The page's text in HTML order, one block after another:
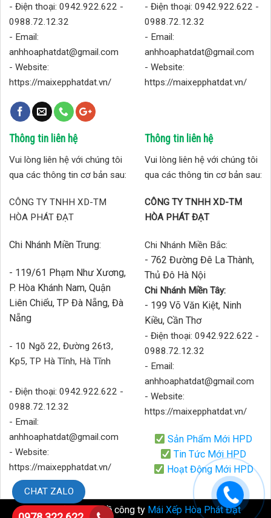
- Điện thoại: 0942.922.622 -
0988.72.12.32
- Email:
anhhoaphatdat@gmail.com
- Website:
https://maixepphatdat.vn/
- Điện thoại: 0942.922.622 -
0988.72.12.32
- Email:
anhhoaphatdat@gmail.com
- Website:
https://maixepphatdat.vn/
Thông tin liên hệ
Vui lòng liên hệ với chúng tôi
qua các thông tin cơ bản sau:
CÔNG TY TNHH XD-TM
HÒA PHÁT ĐẠT
Chi Nhánh Miền Trung:
- 119/61 Phạm Như Xương,
P. Hòa Khánh Nam, Quận
Liên Chiểu, TP Đà Nẵng, Đà
Nẵng
- 10 Ngõ 22, Đường 26t3,
Kp5, TP Hà Tĩnh, Hà Tĩnh
- Điện thoại: 0942.922.622 -
0988.72.12.32
- Email:
anhhoaphatdat@gmail.com
- Website:
https://maixepphatdat.vn/
Thông tin liên hệ
Vui lòng liên hệ với chúng tôi
qua các thông tin cơ bản sau:
CÔNG TY TNHH XD-TM
HÒA PHÁT ĐẠT
Chi Nhánh Miền Bắc:
- 762 Đường Đê La Thành,
Thủ Đô Hà Nội
Chi Nhánh Miền Tây:
- 199 Võ Văn Kiệt, Ninh
Kiều, Cần Thơ
- Điện thoại: 0942.922.622 -
0988.72.12.32
- Email:
anhhoaphatdat@gmail.com
- Website:
https://maixepphatdat.vn/
Sản Phẩm Mới HPD
Tin Tức Mới HPD
Hoạt Động Mới HPD
Bản quyền thuộc về công ty Mái Xếp Hòa Phát Đạt
CHAT ZALO